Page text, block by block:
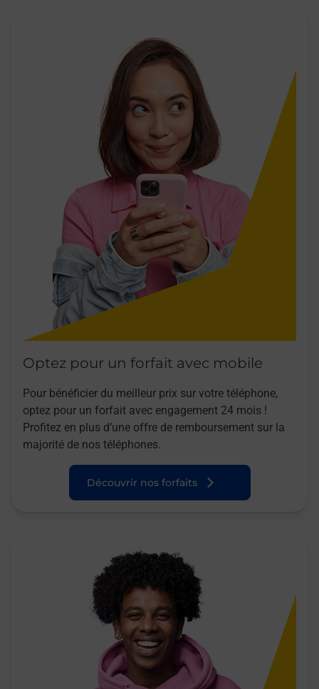
Optez pour un forfait avec mobile
Pour bénéficier du meilleur prix sur votre téléphone,
optez pour un forfait avec engagement 24 mois !
Profitez en plus d’une offre de remboursement sur la
majorité de nos téléphones.
Découvrir nos forfaits